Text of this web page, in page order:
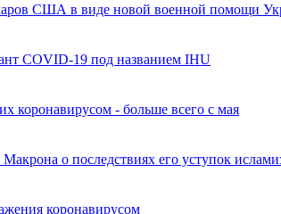
США в виде новой военной помощи
COVID-19 под названием IHU
коронавирусом - больше всего с мая
о последствиях его уступок
коронавирусом